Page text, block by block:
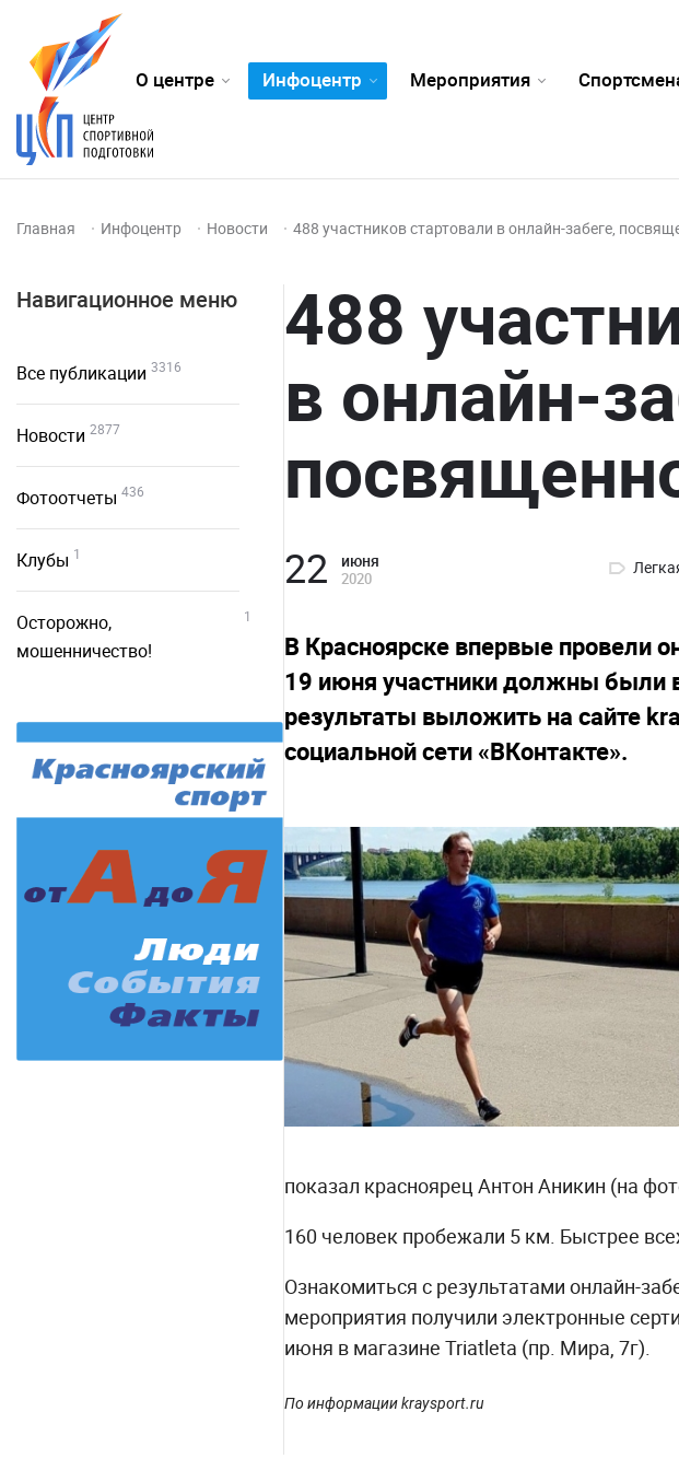
О центре Инфоцентр Мероприятия
Главная Инфоцентр Новости 488 участников стартовали в онлайн-забеге,
Навигационное меню
Все публикации 3316
Новости 2877
Фотоотчеты 436
Клубы 1
Осторожно,
мошенничество!
1
488
в онлайн-
22 июня
2020
В Красноярске впервые провели
19 июня участники должны были
результаты выложить на сайте
социальной сети «ВКонтакте».
показал красноярец Антон Аникин (на
160 человек пробежали 5 км. Быстрее
Ознакомиться с результатами онлайн-
мероприятия получили электронные
июня в магазине Triatleta (пр. Мира, 7г).
По информации kraysport.ru